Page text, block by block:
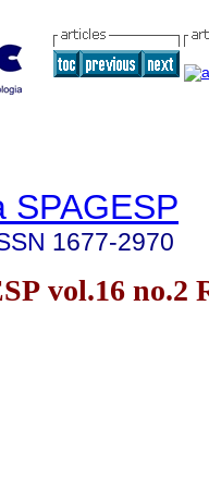
SPAGESP
1677-2970
vol.16 no.2